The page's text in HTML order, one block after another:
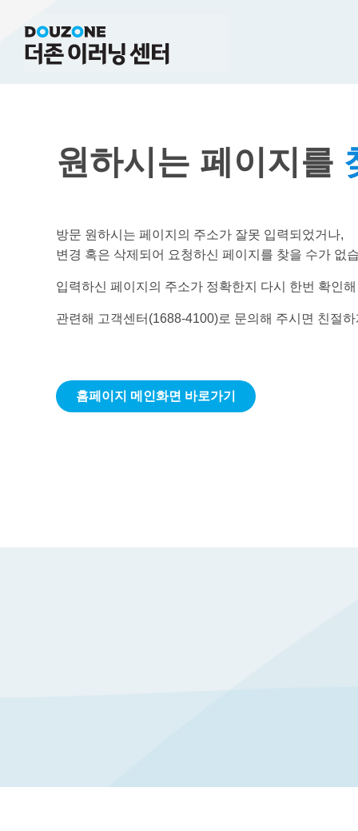
원하시는 페이지를
방문 원하시는 페이지의 주소가 잘못 입력되었거나,
변경 혹은 삭제되어 요청하신 페이지를 찾을 수가 없
입력하신 페이지의 주소가 정확한지 다시 한번 확인
관련해 고객센터(1688-4100)로 문의해 주시면 친절
홈페이지 메인화면 바로가기